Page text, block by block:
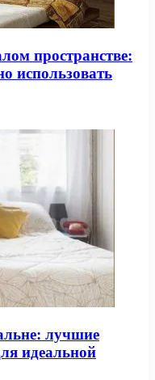
пространстве:
использовать
лучшие
идеальной